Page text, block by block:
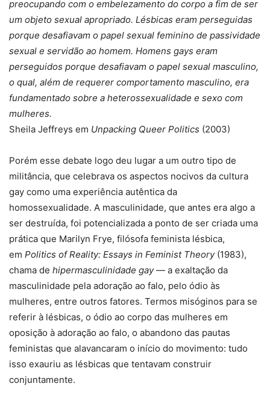
preocupando com o embelezamento do corpo a fim de ser
um objeto sexual apropriado. Lésbicas eram perseguidas
porque desafiavam o papel sexual feminino de passividade
sexual e servidão ao homem. Homens gays eram
perseguidos porque desafiavam o papel sexual masculino,
o qual, além de requerer comportamento masculino, era
fundamentado sobre a heterossexualidade e sexo com
mulheres.
Sheila Jeffreys em Unpacking Queer Politics (2003)
Porém esse debate logo deu lugar a um outro tipo de
militância, que celebrava os aspectos nocivos da cultura
gay como uma experiência autêntica da
homossexualidade. A masculinidade, que antes era algo a
ser destruída, foi potencializada a ponto de ser criada uma
prática que Marilyn Frye, filósofa feminista lésbica,
em Politics of Reality: Essays in Feminist Theory(1983),
chama de hipermasculinidade gay— a exaltação da
masculinidade pela adoração ao falo, pelo ódio às
mulheres, entre outros fatores. Termos misóginos para se
referir à lésbicas, o ódio ao corpo das mulheres em
oposição à adoração ao falo, o abandono das pautas
feministas que alavancaram o início do movimento: tudo
isso exauriu as lésbicas que tentavam construir
conjuntamente.